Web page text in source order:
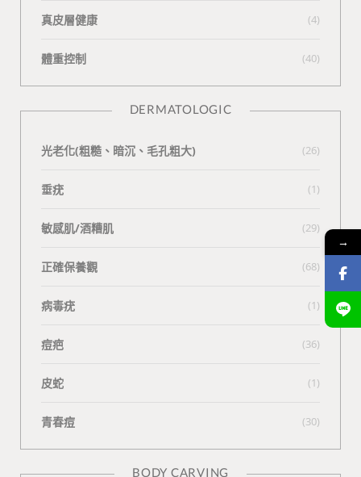
真皮層健康 (4)
體重控制 (40)
DERMATOLOGIC
光老化(粗糙、暗沉、毛孔粗大) (26)
垂疣 (1)
敏感肌/酒糟肌 (29)
正確保養觀 (68)
病毒疣 (1)
痘疤 (36)
皮蛇 (1)
青春痘 (30)
BODY CARVING
→